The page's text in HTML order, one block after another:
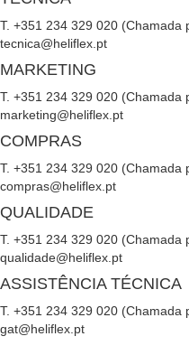
T. +351 234 329 020 (Chamada
tecnica@heliflex.pt
MARKETING
T. +351 234 329 020 (Chamada
marketing@heliflex.pt
COMPRAS
T. +351 234 329 020 (Chamada
compras@heliflex.pt
QUALIDADE
T. +351 234 329 020 (Chamada
qualidade@heliflex.pt
ASSISTÊNCIA TÉCNICA
T. +351 234 329 020 (Chamada
gat@heliflex.pt